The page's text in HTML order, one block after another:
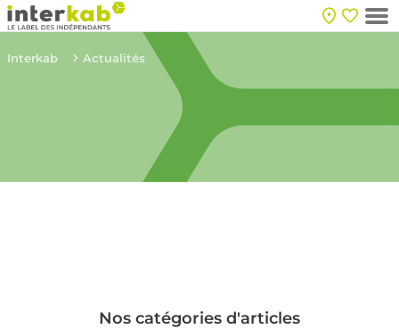
Interkab Actualités
Nos catégories d'articles